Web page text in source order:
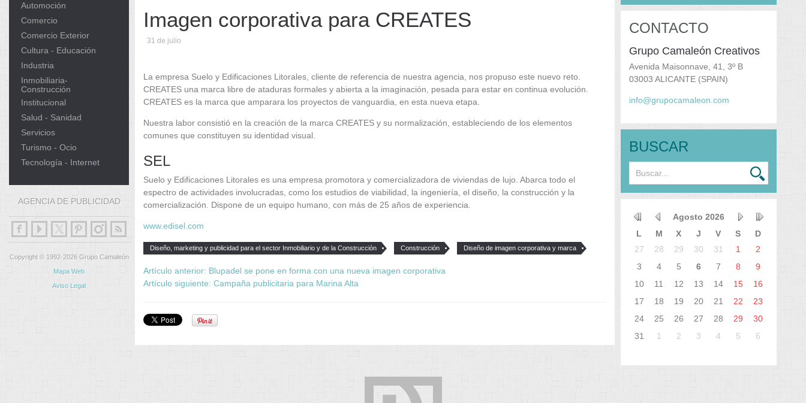
Automoción
Comercio
Comercio Exterior
Cultura - Educación
Industria
Inmobiliaria-
Construcción
Institucional
Salud - Sanidad
Servicios
Turismo - Ocio
Tecnología - Internet
AGENCIA DE PUBLICIDAD
Copyright © 1992-2026 Grupo Camaleón
Mapa Web
Aviso Legal
Imagen corporativa para CREATES
31 de julio
La empresa Suelo y Edificaciones Litorales, cliente de referencia de nuestra agencia, nos propuso este nuevo reto.
CREATES una marca libre de ataduras formales y abierta a la imaginación, pesada para estar en continua evolución.
CREATES es la marca que amparara los proyectos de vanguardia, en esta nueva etapa.
Nuestra labor consistió en la creación de la marca CREATES y su normalización, estableciendo de los elementos
comunes que constituyen su identidad visual.
SEL
Suelo y Edificaciones Litorales es una empresa promotora y comercializadora de viviendas de lujo. Abarca todo el
espectro de actividades involucradas, como los estudios de viabilidad, la ingeniería, el diseño, la construcción y la
comercialización. Dispone de un equipo humano, con más de 25 años de experiencia.
www.edisel.com
Diseño, marketing y publicidad para el sector Inmobiliario y de la Construcción Construcción Diseño de imagen corporativa y marca
Artículo anterior: Blupadel se pone en forma con una nueva imagen corporativa
Artículo siguiente: Campaña publicitaria para Marina Alta
CONTACTO
Grupo Camaleón Creativos
Avenida Maisonnave, 41, 3º B
03003 ALICANTE (SPAIN)
info@grupocamaleon.com
BUSCAR
Agosto 2026
L
M X J V S
D
27
28 29 30 31 1
2
3
4 5 6 7 8
9
10
11 12 13 14 15
16
17
18 19 20 21 22
23
24
25 26 27 28 29
30
31
1 2 3 4 5 6